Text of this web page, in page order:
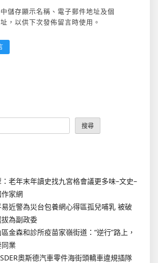
中儲存顯示名稱、電子郵件地址及個
，以供下次發佈留言時使用。
搜尋
老年末年讀史找九宮格會議更多味–文史–
作家網
近警為災台包養網心得區孤兒哺乳 被破
為副政委
金森和診所疫苗家嶺街道：“逆行”路上，
同業
奧斯德汽車零件海街頭轎車違規插隊